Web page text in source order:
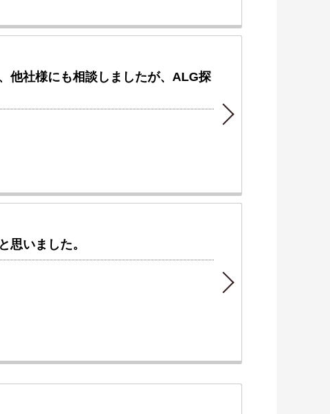
他社様にも相談しましたが、ALG探
思いました。